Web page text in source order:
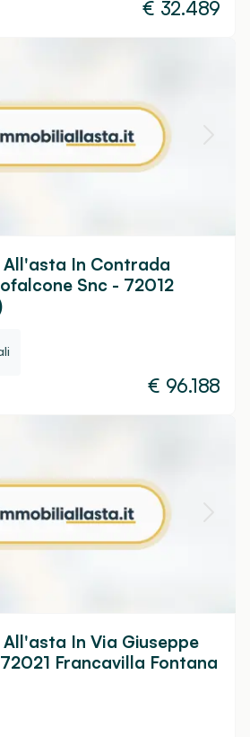
€ 32.489
In Contrada
Snc - 72012
€ 96.188
In Via Giuseppe
Francavilla Fontana